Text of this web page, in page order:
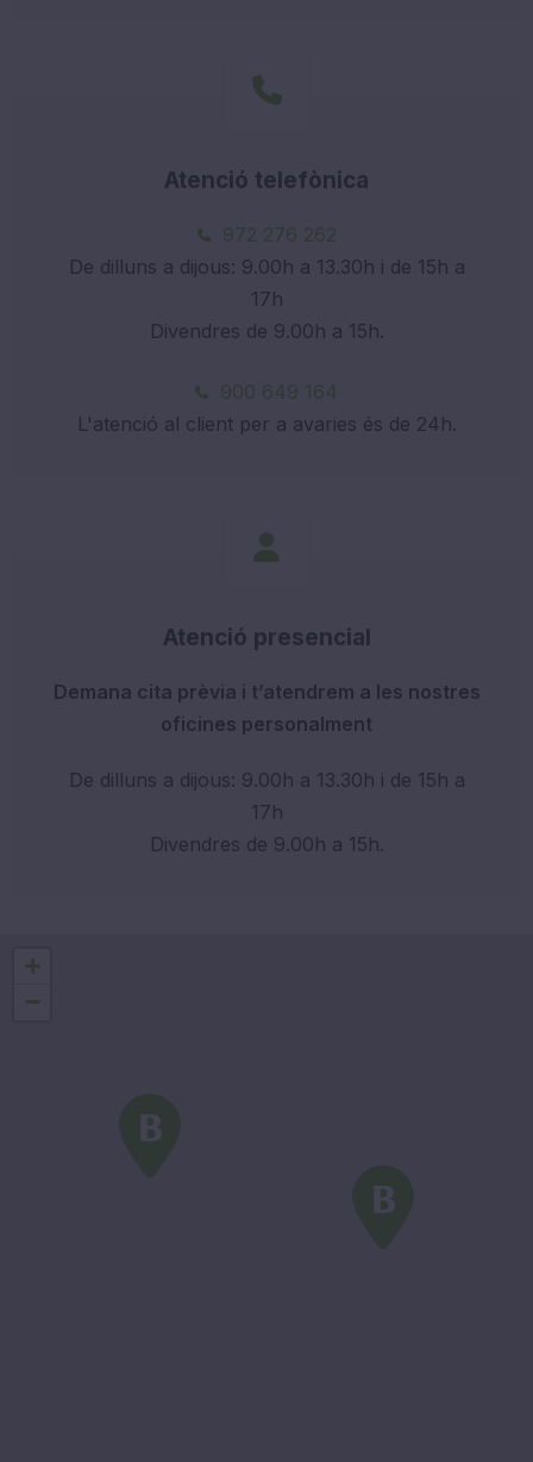
Atenció telefònica
972 276 262
De dilluns a dijous: 9.00h a 13.30h i de 15h a
17h
Divendres de 9.00h a 15h.
900 649 164
L'atenció al client per a avaries és de 24h.
Atenció presencial
Demana cita prèvia i t’atendrem a les nostres
oficines personalment
De dilluns a dijous: 9.00h a 13.30h i de 15h a
17h
Divendres de 9.00h a 15h.
+
−